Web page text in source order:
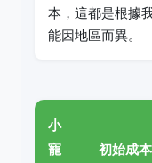
本，這都是根據
能因地區而異。
小
寵
初始成本